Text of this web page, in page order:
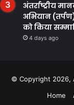
अंतर्राष्ट्रीय
अभियान
को किया
4 days ago
© Copyright 2026,
Home